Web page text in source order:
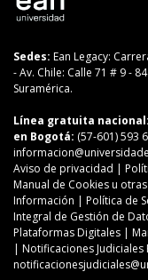
Sedes: Ean Legacy:
-Av. Chile: Calle 71 # 9 - 84
Suramérica.
Línea gratuita nacional:
en Bogotá: (57-601) 593
Aviso de privacidad |
Manual de Cookies u
Información | Política de
Integral de Gestión de
Plataformas Digitales |
| Notificaciones Judiciales